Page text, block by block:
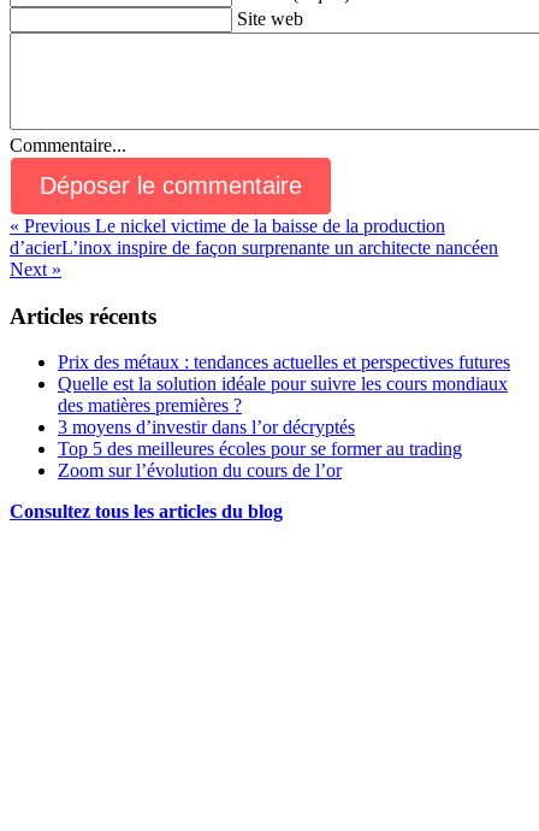
Site web
Commentaire...
« Previous Le nickel victime de la baisse de la production
d’acierL’inox inspire de façon surprenante un architecte nancéen
Next »
Articles récents
Prix des métaux : tendances actuelles et perspectives futures
Quelle est la solution idéale pour suivre les cours mondiaux
des matières premières ?
3 moyens d’investir dans l’or décryptés
Top 5 des meilleures écoles pour se former au trading
Zoom sur l’évolution du cours de l’or
Consultez tous les articles du blog